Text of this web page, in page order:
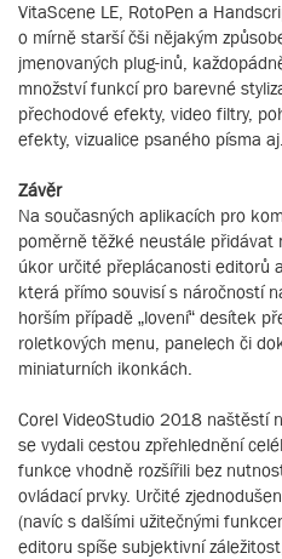
VitaScene LE, RotoPen a
o mírně starší čši nějakým
jmenovaných plug-inů,
množství funkcí pro barevné
přechodové efekty, video filtry,
efekty, vizualice psaného písma aj.
Závěr
Na současných aplikacích pro
poměrně těžké neustále přidávat
úkor určité přeplácanosti editorů
která přímo souvisí s náročností
horším případě „lovení“ desítek
roletkových menu, panelech či
miniaturních ikonkách.
Corel VideoStudio 2018 naštěstí
se vydali cestou zpřehlednění
funkce vhodně rozšířili bez
ovládací prvky. Určité
(navíc s dalšími užitečnými
editoru spíše subjektivní